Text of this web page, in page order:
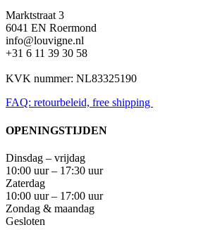
Marktstraat 3
6041 EN Roermond
info@louvigne.nl
+31 6 11 39 30 58
KVK nummer: NL83325190
FAQ: retourbeleid, free shipping
OPENINGSTIJDEN
Dinsdag – vrijdag
10:00 uur – 17:30 uur
Zaterdag
10:00 uur – 17:00 uur
Zondag & maandag
Gesloten